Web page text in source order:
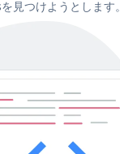
つけようとします。